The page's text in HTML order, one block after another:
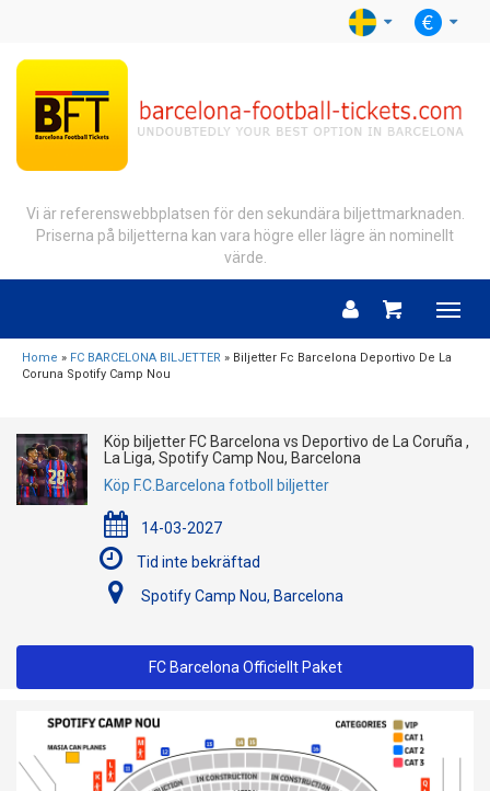
Vi är referenswebbplatsen för den sekundära biljettmarknaden.
Priserna på biljetterna kan vara högre eller lägre än nominellt
värde.
Menu
Home » FC BARCELONA BILJETTER » Biljetter Fc Barcelona Deportivo De La
Coruna Spotify Camp Nou
Köp biljetter FC Barcelona vs Deportivo de La Coruña ,
La Liga, Spotify Camp Nou, Barcelona
Köp F.C.Barcelona fotboll biljetter
14-03-2027
Tid inte bekräftad
Spotify Camp Nou, Barcelona
FC Barcelona Officiellt Paket